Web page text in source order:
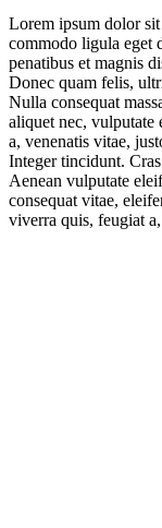
Lorem ipsum dolor
commodo ligula eget
penatibus et magnis
Donec quam felis,
Nulla consequat
aliquet nec, vulputate
a, venenatis vitae,
Integer tincidunt.
Aenean vulputate
consequat vitae,
viverra quis, feugiat